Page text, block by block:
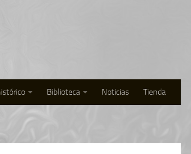
Biblioteca Noticias Tienda